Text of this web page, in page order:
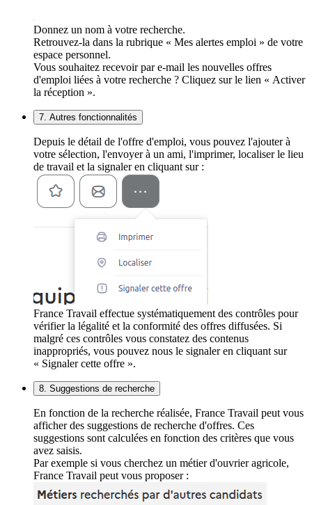
Donnez un nom à votre recherche.
Retrouvez-la dans la rubrique « Mes alertes emploi » de votre
espace personnel.
Vous souhaitez recevoir par e-mail les nouvelles offres
d'emploi liées à votre recherche ? Cliquez sur le lien « Activer
la réception ».
7. Autres fonctionnalités
Depuis le détail de l'offre d'emploi, vous pouvez l'ajouter à
votre sélection, l'envoyer à un ami, l'imprimer, localiser le lieu
de travail et la signaler en cliquant sur :
France Travail effectue systématiquement des contrôles pour
vérifier la légalité et la conformité des offres diffusées. Si
malgré ces contrôles vous constatez des contenus
inappropriés, vous pouvez nous le signaler en cliquant sur
« Signaler cette offre ».
8. Suggestions de recherche
En fonction de la recherche réalisée, France Travail peut vous
afficher des suggestions de recherche d'offres. Ces
suggestions sont calculées en fonction des critères que vous
avez saisis.
Par exemple si vous cherchez un métier d'ouvrier agricole,
France Travail peut vous proposer :